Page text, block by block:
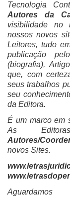
Tecnologia
Autores da
visibilidade no
nossos novos
Leitores, tudo
publicação
(biografia),
que, com
seus trabalhos
seu
da Editora.
É um marco em
As
Autores/
novos Sites.